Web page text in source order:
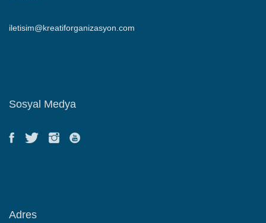
iletisim@kreatiforganizasyon.com
Sosyal Medya
Adres